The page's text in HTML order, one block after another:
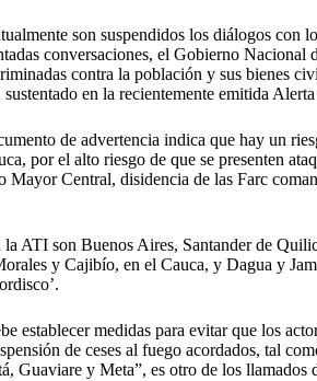
son suspendidos los diálogos con
conversaciones, el Gobierno Nacional
contra la población y sus bienes
sustentado en la recientemente emitida
de advertencia indica que hay un
por el alto riesgo de que se presenten
Mayor Central, disidencia de las Farc
ATI son Buenos Aires, Santander de
y Cajibío, en el Cauca, y Dagua y
establecer medidas para evitar que los
de ceses al fuego acordados, tal
Guaviare y Meta”, es otro de los llamados